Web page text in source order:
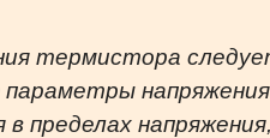
термистора
пределах